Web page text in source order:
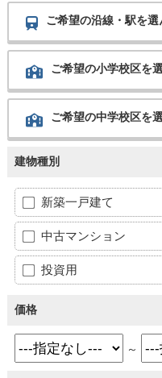
ご希望の沿線・駅を
ご希望の小学校区を
ご希望の中学校区を
建物種別
新築一戸建て
中古マンション
投資用
価格
～